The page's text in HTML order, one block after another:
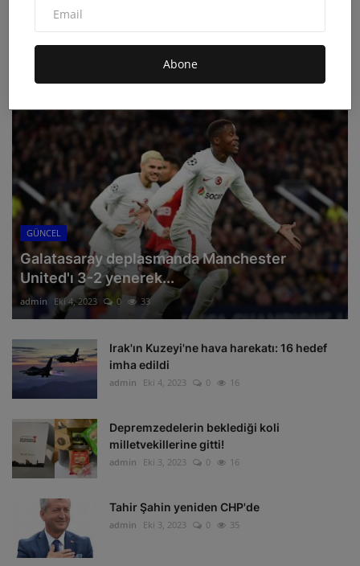
Abone
GÜNCEL
Galatasaray deplasmanda Manchester
United'ı 3-2 yenerek...
admin Eki 4, 2023 0 33
Irak'ın Kuzeyi'ne hava harekatı: 16 hedef
imha edildi
admin Eki 4, 2023 0 16
Depremzedelerin beklediği koli
milletvekillerine gitti!
admin Eki 3, 2023 0 16
Tahir Şahin yeniden CHP'de
admin Eki 3, 2023 0 35